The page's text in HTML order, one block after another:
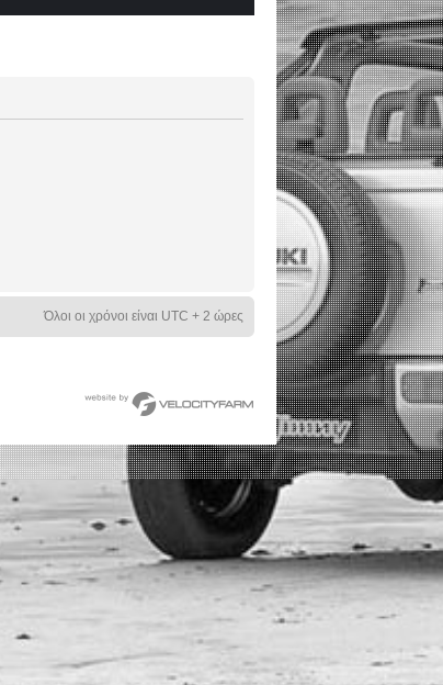
Όλοι οι χρόνοι είναι UTC + 2 ώρες